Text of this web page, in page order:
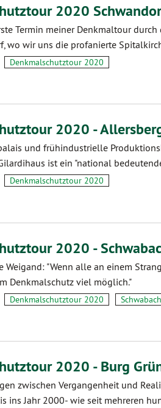
2020
Termin meiner Denkmaltour
wo wir uns die profanierte
Denkmalschutztour 2020
2020 -
und frühindustrielle
ist ein "national
Denkmalschutztour 2020
2020 -
Weigand: "Wenn alle an einem
Denkmalschutz viel möglich."
Denkmalschutztour 2020 Schwabach
2020 - Burg
zwischen Vergangenheit und
ins Jahr 2000- wie seit mehreren